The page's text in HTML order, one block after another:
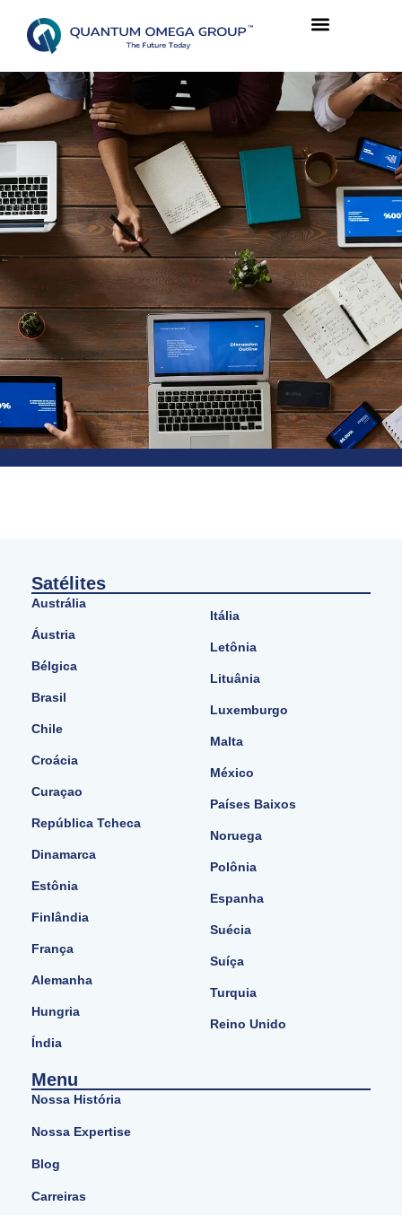
Satélites
Austrália
Áustria
Bélgica
Brasil
Chile
Croácia
Curaçao
República Tcheca
Dinamarca
Estônia
Finlândia
França
Alemanha
Hungria
Índia
Itália
Letônia
Lituânia
Luxemburgo
Malta
México
Países Baixos
Noruega
Polônia
Espanha
Suécia
Suíça
Turquia
Reino Unido
Menu
Nossa História
Nossa Expertise
Blog
Carreiras